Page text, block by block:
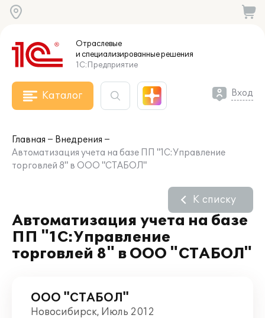
Отраслевые
и специализированныерешения
1С:Предприятие
Каталог Вход
Главная
Внедрения
Автоматизация учета на базе ПП "1С:Управление
торговлей 8" в ООО "СТАБОЛ"
Автоматизация учета на базе
ПП "1С:Управление
торговлей 8" в ООО "СТАБОЛ"
К списку
ООО "СТАБОЛ"
Новосибирск, Июль 2012